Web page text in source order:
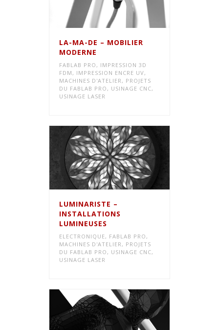
LA-MA-DE – MOBILIER
MODERNE
FABLAB PRO , IMPRESSION 3D
FDM , IMPRESSION ENCRE UV,
MACHINES D'ATELIER , PROJETS
DU FABLAB PRO , USINAGE CNC,
USINAGE LASER
LUMINARISTE –
INSTALLATIONS
LUMINEUSES
ELECTRONIQUE, FABLAB PRO ,
MACHINES D'ATELIER , PROJETS
DU FABLAB PRO , USINAGE CNC,
USINAGE LASER